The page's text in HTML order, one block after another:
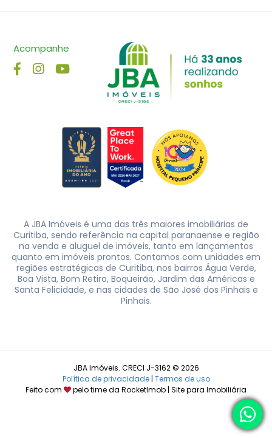
Acompanhe
A JBA Imóveis é uma das três maiores imobiliárias de
Curitiba, sendo referência na capital paranaense e região
na venda e aluguel de imóveis, tanto em lançamentos
quanto em imóveis prontos. Contamos com unidades em
regiões estratégicas de Curitiba, nos bairros Água Verde,
Boa Vista, Bom Retiro, Boqueirão, Jardim das Américas e
Santa Felicidade, e nas cidades de São José dos Pinhais e
Pinhais.
JBA Imóveis. CRECI J-3162 © 2026
Política de privacidade| Termos de uso
Feito com
pelo time da RocketImob | Site para Imobiliária